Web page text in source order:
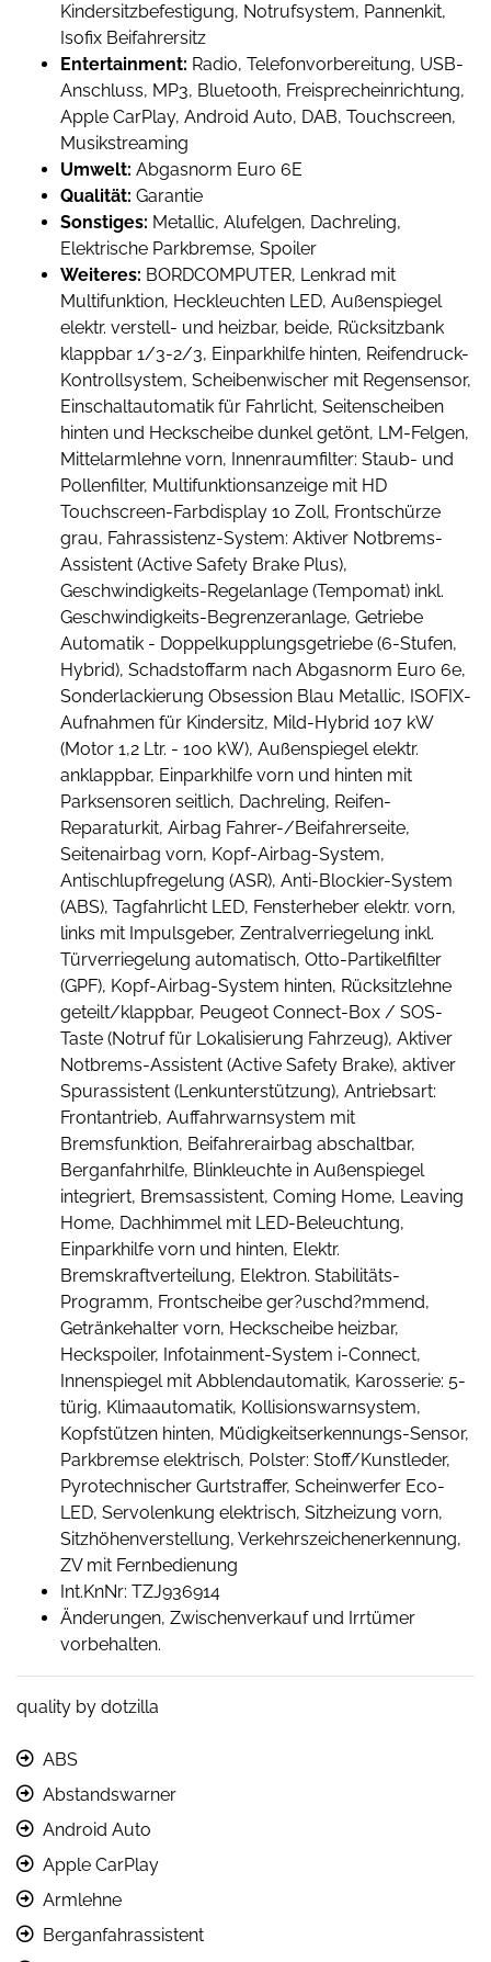
Kindersitzbefestigung, Notrufsystem, Pannenkit,
Isofix Beifahrersitz
Entertainment: Radio, Telefonvorbereitung, USB-
Anschluss, MP3, Bluetooth, Freisprecheinrichtung,
Apple CarPlay, Android Auto, DAB, Touchscreen,
Musikstreaming
Umwelt: Abgasnorm Euro 6E
Qualität: Garantie
Sonstiges: Metallic, Alufelgen, Dachreling,
Elektrische Parkbremse, Spoiler
Weiteres: BORDCOMPUTER, Lenkrad mit
Multifunktion, Heckleuchten LED, Außenspiegel
elektr. verstell- und heizbar, beide, Rücksitzbank
klappbar 1/3-2/3, Einparkhilfe hinten, Reifendruck-
Kontrollsystem, Scheibenwischer mit Regensensor,
Einschaltautomatik für Fahrlicht, Seitenscheiben
hinten und Heckscheibe dunkel getönt, LM-Felgen,
Mittelarmlehne vorn, Innenraumfilter: Staub- und
Pollenfilter, Multifunktionsanzeige mit HD
Touchscreen-Farbdisplay 10 Zoll, Frontschürze
grau, Fahrassistenz-System: Aktiver Notbrems-
Assistent (Active Safety Brake Plus),
Geschwindigkeits-Regelanlage (Tempomat) inkl.
Geschwindigkeits-Begrenzeranlage, Getriebe
Automatik - Doppelkupplungsgetriebe (6-Stufen,
Hybrid), Schadstoffarm nach Abgasnorm Euro 6e,
Sonderlackierung Obsession Blau Metallic, ISOFIX-
Aufnahmen für Kindersitz, Mild-Hybrid 107 kW
(Motor 1,2 Ltr. - 100 kW), Außenspiegel elektr.
anklappbar, Einparkhilfe vorn und hinten mit
Parksensoren seitlich, Dachreling, Reifen-
Reparaturkit, Airbag Fahrer-/Beifahrerseite,
Seitenairbag vorn, Kopf-Airbag-System,
Antischlupfregelung (ASR), Anti-Blockier-System
(ABS), Tagfahrlicht LED, Fensterheber elektr. vorn,
links mit Impulsgeber, Zentralverriegelung inkl.
Türverriegelung automatisch, Otto-Partikelfilter
(GPF), Kopf-Airbag-System hinten, Rücksitzlehne
geteilt/klappbar, Peugeot Connect-Box / SOS-
Taste (Notruf für Lokalisierung Fahrzeug), Aktiver
Notbrems-Assistent (Active Safety Brake), aktiver
Spurassistent (Lenkunterstützung), Antriebsart:
Frontantrieb, Auffahrwarnsystem mit
Bremsfunktion, Beifahrerairbag abschaltbar,
Berganfahrhilfe, Blinkleuchte in Außenspiegel
integriert, Bremsassistent, Coming Home, Leaving
Home, Dachhimmel mit LED-Beleuchtung,
Einparkhilfe vorn und hinten, Elektr.
Bremskraftverteilung, Elektron. Stabilitäts-
Programm, Frontscheibe ger?uschd?mmend,
Getränkehalter vorn, Heckscheibe heizbar,
Heckspoiler, Infotainment-System i-Connect,
Innenspiegel mit Abblendautomatik, Karosserie: 5-
türig, Klimaautomatik, Kollisionswarnsystem,
Kopfstützen hinten, Müdigkeitserkennungs-Sensor,
Parkbremse elektrisch, Polster: Stoff/Kunstleder,
Pyrotechnischer Gurtstraffer, Scheinwerfer Eco-
LED, Servolenkung elektrisch, Sitzheizung vorn,
Sitzhöhenverstellung, Verkehrszeichenerkennung,
ZV mit Fernbedienung
Int.KnNr: TZJ936914
Änderungen, Zwischenverkauf und Irrtümer
vorbehalten.
quality by dotzilla
ABS
Abstandswarner
Android Auto
Apple CarPlay
Armlehne
Berganfahrassistent